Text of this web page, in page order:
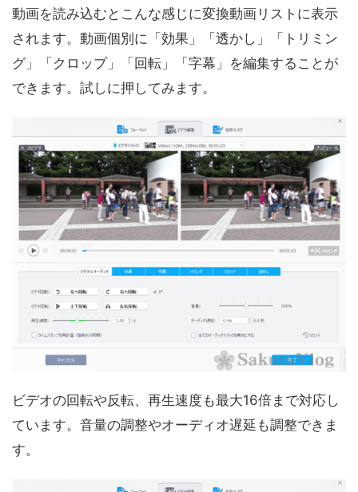
動画を読み込むとこんな感じに変換動画リストに表示
されます。動画個別に「効果」「透かし」「トリミン
グ」「クロップ」「回転」「字幕」を編集することが
できます。試しに押してみます。
ビデオの回転や反転、再生速度も最大16倍まで対応し
ています。音量の調整やオーディオ遅延も調整できま
す。